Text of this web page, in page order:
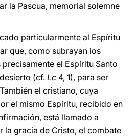
la Pascua, memorial solemne
particularmente al Espíritu
que, como subrayan los
el Espíritu Santo
(cf. Lc 4, 1), para ser
el cristiano, cuya
el mismo Espíritu, recibido en
está llamado a
la gracia de Cristo, el combate